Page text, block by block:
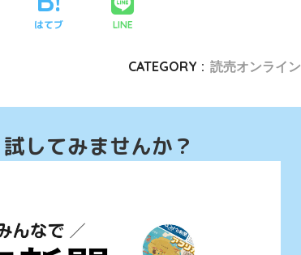
はてブ LINE
CATEGORY : 読売オンライン
してみませんか？